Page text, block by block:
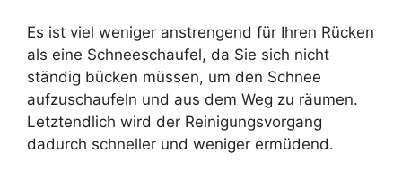
Es ist viel weniger anstrengend für Ihren Rücken
als eine Schneeschaufel, da Sie sich nicht
ständig bücken müssen, um den Schnee
aufzuschaufeln und aus dem Weg zu räumen.
Letztendlich wird der Reinigungsvorgang
dadurch schneller und weniger ermüdend.